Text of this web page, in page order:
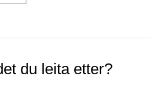
du leita etter?